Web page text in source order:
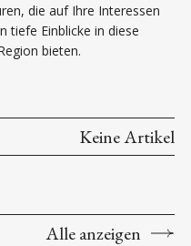
die auf Ihre Interessen
tiefe Einblicke in diese
bieten.
Keine Artikel
Alle anzeigen